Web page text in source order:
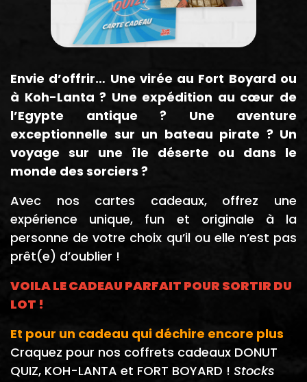
Envie d’offrir… Une virée au Fort Boyard ou
à Koh-Lanta ? Une expédition au cœur de
l’Egypte antique ? Une aventure
exceptionnelle sur un bateau pirate ? Un
voyage sur une île déserte ou dans le
monde des sorciers ?
Avec nos cartes cadeaux, offrez une
expérience unique, fun et originale à la
personne de votre choix qu’il ou elle n’est pas
prêt(e) d’oublier !
VOILA LE CADEAU PARFAIT POUR SORTIR DU
LOT !
Et pour un cadeau qui déchire encore plus
Craquez pour nos coffrets cadeaux DONUT
QUIZ, KOH-LANTA et FORT BOYARD ! Stocks